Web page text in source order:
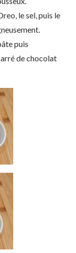
le sel, puis le
puis
de chocolat